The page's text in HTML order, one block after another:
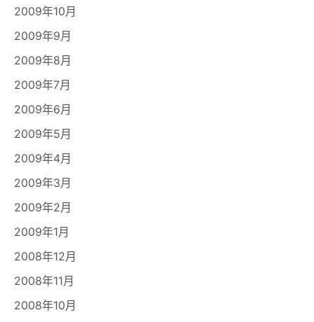
2009年10月
2009年9月
2009年8月
2009年7月
2009年6月
2009年5月
2009年4月
2009年3月
2009年2月
2009年1月
2008年12月
2008年11月
2008年10月